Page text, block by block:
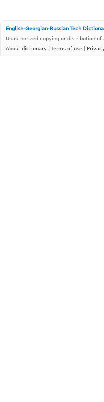
English-Georgian-Russian Tech
Unauthorized copying or distribution
About dictionary | Terms of use |